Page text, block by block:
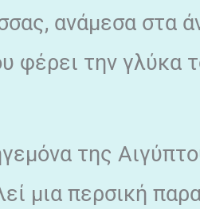
ανάμεσα στα
φέρει την γλύκα
της
μια περσική